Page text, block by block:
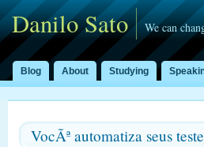
Danilo Sato We can
Blog About Studying
VocÃª automatiza seus